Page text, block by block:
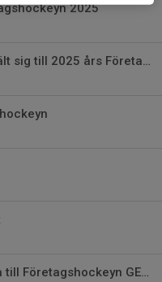
2025
Nu har det 5:e laget anmält sig till 2025 års Företagshockey
Varmt välkommen tillbaka till Företagshockeyn GETAB